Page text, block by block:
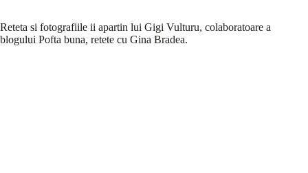
Reteta si fotografiile ii apartin lui Gigi Vulturu, colaboratoare a
blogului Pofta buna, retete cu Gina Bradea.